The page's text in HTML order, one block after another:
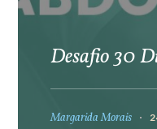
Desafio 30
Margarida Morais